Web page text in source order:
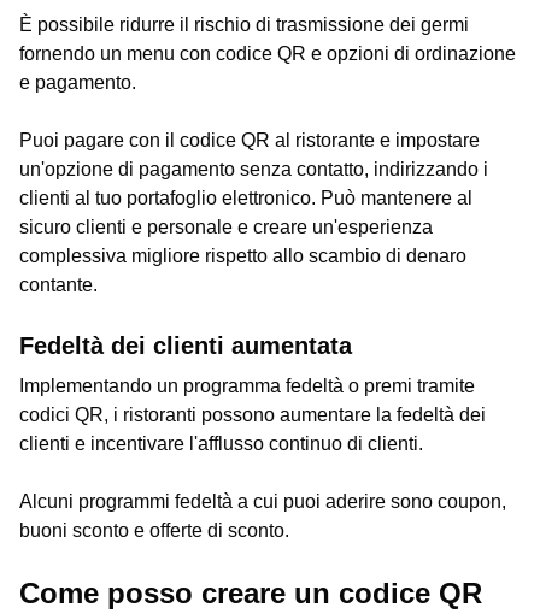
È possibile ridurre il rischio di trasmissione dei germi
fornendo un menu con codice QR e opzioni di ordinazione
e pagamento.
Puoi pagare con il codice QR al ristorante e impostare
un'opzione di pagamento senza contatto, indirizzando i
clienti al tuo portafoglio elettronico. Può mantenere al
sicuro clienti e personale e creare un'esperienza
complessiva migliore rispetto allo scambio di denaro
contante.
Fedeltà dei clienti aumentata
Implementando un programma fedeltà o premi tramite
codici QR, i ristoranti possono aumentare la fedeltà dei
clienti e incentivare l'afflusso continuo di clienti.
Alcuni programmi fedeltà a cui puoi aderire sono coupon,
buoni sconto e offerte di sconto.
Come posso creare un codice QR